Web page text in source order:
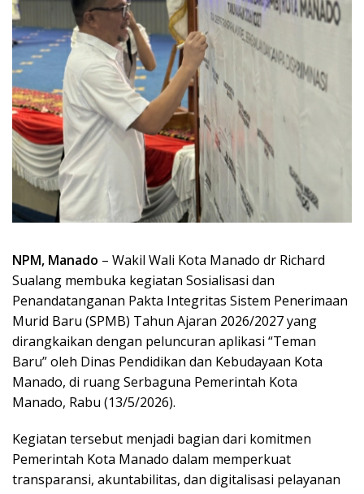
NPM, Manado – Wakil Wali Kota Manado dr Richard
Sualang membuka kegiatan Sosialisasi dan
Penandatanganan Pakta Integritas Sistem Penerimaan
Murid Baru (SPMB) Tahun Ajaran 2026/2027 yang
dirangkaikan dengan peluncuran aplikasi “Teman
Baru” oleh Dinas Pendidikan dan Kebudayaan Kota
Manado, di ruang Serbaguna Pemerintah Kota
Manado, Rabu (13/5/2026).
Kegiatan tersebut menjadi bagian dari komitmen
Pemerintah Kota Manado dalam memperkuat
transparansi, akuntabilitas, dan digitalisasi pelayanan